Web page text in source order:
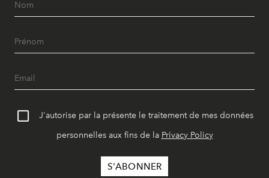
J'autorise par la présente le traitement de mes données
personnelles aux fins de la Privacy Policy